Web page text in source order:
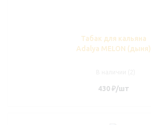
Табак для кальяна
Adalya MELON (дыня)
430₽/шт